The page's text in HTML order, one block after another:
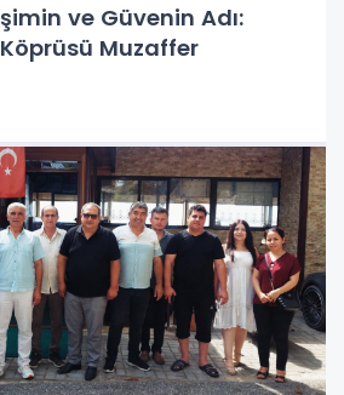
ve Güvenin Adı:
Muzaffer